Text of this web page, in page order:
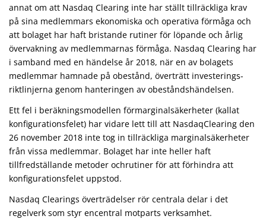
annat om att Nasdaq Clearing inte har ställt tillräckliga krav
på sina medlemmars ekonomiska och operativa förmåga och
att bolaget har haft bristande rutiner för löpande och årlig
övervakning av medlemmarnas förmåga. Nasdaq Clearing har
i samband med en händelse år 2018, när en av bolagets
medlemmar hamnade på obestånd, överträtt investerings­
riktlinjerna genom hanteringen av obestånds­händelsen.
Ett fel i beräkningsmodellen förmarginalsäkerheter (kallat
konfigurations­felet) har vidare lett till att NasdaqClearing den
26 november 2018 inte tog in tillräckliga marginalsäkerheter
från vissa medlemmar. Bolaget har inte heller haft
tillfredställande metoder ochrutiner för att förhindra att
konfigurationsfelet uppstod.
Nasdaq Clearings överträdelser rör centrala delar i det
regelverk som styr encentral motparts verksamhet.